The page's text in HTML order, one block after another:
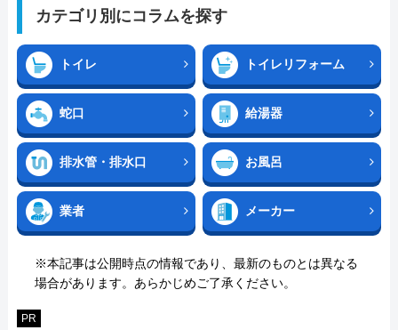
カテゴリ別にコラムを探す
トイレ トイレリフォーム
蛇口 給湯器
排水管・排水口 お風呂
業者 メーカー
※本記事は公開時点の情報であり、最新のものとは異なる
場合があります。あらかじめご了承ください。
PR